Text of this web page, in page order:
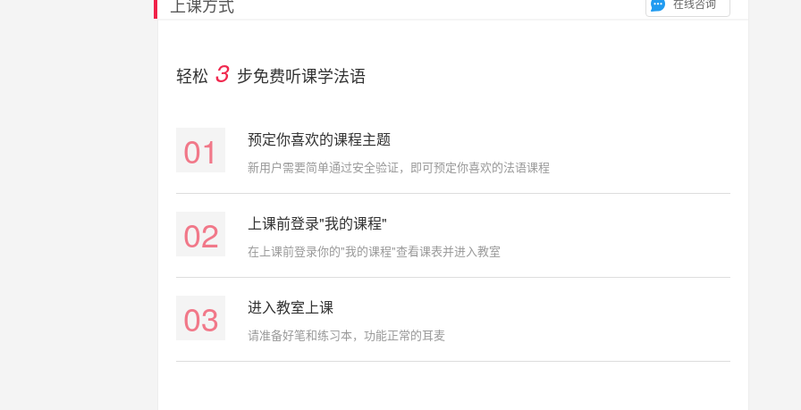
在线咨询
轻松 3 步免费听课学法语
01 预定你喜欢的课程主题
新用户需要简单通过安全验证，即可预定你喜欢的法语课程
02 上课前登录"我的课程"
在上课前登录你的"我的课程"查看课表并进入教室
03 进入教室上课
请准备好笔和练习本，功能正常的耳麦